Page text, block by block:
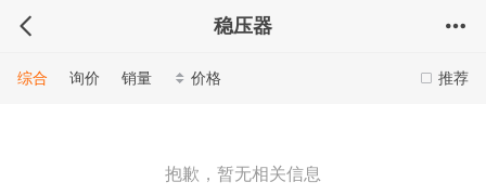
稳压器
推荐
综合 询价 销量 价格
抱歉，暂无相关信息